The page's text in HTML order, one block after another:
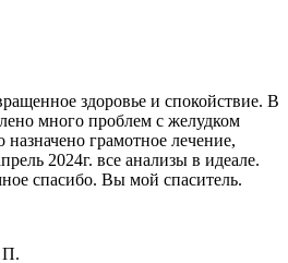
здоровье и спокойствие. В
много проблем с желудком
грамотное лечение,
2024г. все анализы в идеале.
спасибо. Вы мой спаситель.
П.